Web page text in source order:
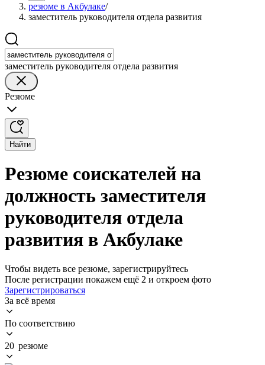
резюме в Акбулаке/
заместитель руководителя отдела развития
заместитель руководителя отдела развития
Резюме
Найти
Резюме соискателей на
должность заместителя
руководителя отдела
развития в Акбулаке
Чтобы видеть все резюме, зарегистрируйтесь
После регистрации покажем ещё 2 и откроем фото
Зарегистрироваться
За всё время
По соответствию
20 резюме